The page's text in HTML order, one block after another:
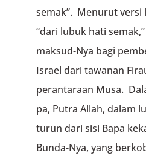
semak”. Menurut versi
“dari lubuk hati
maksud-Nya bagi
Israel dari tawanan
perantaraan Musa.
pa, Putra Allah, dalam
turun dari sisi Bapa
Bunda-Nya, yang